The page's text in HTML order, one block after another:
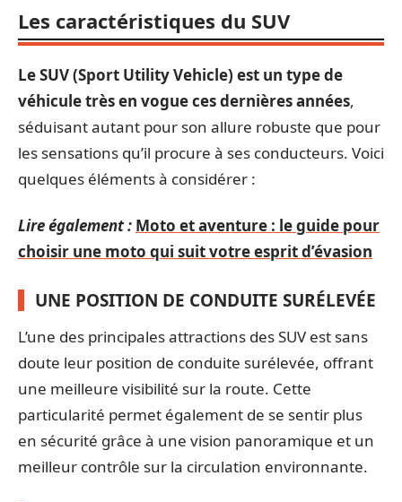
Les caractéristiques du SUV
Le SUV (Sport Utility Vehicle) est un type de
véhicule très en vogue ces dernières années,
séduisant autant pour son allure robuste que pour
les sensations qu’il procure à ses conducteurs. Voici
quelques éléments à considérer :
Lire également : Moto et aventure : le guide pour
choisir une moto qui suit votre esprit d’évasion
UNE POSITION DE CONDUITE SURÉLEVÉE
L’une des principales attractions des SUV est sans
doute leur position de conduite surélevée, offrant
une meilleure visibilité sur la route. Cette
particularité permet également de se sentir plus
en sécurité grâce à une vision panoramique et un
meilleur contrôle sur la circulation environnante.